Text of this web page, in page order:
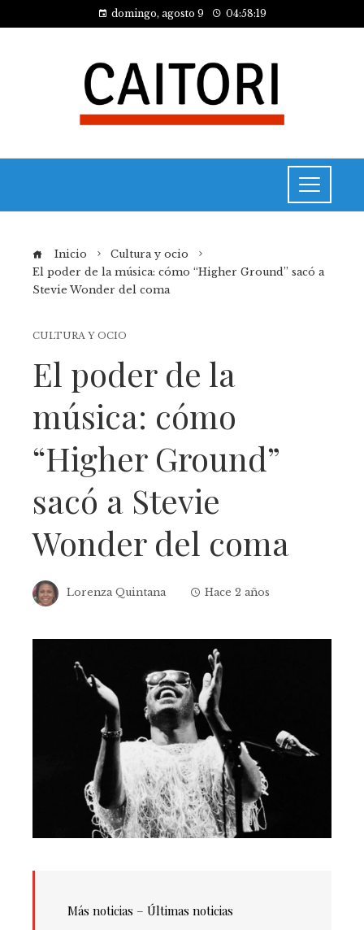
domingo, agosto 9 04:58:20
Inicio
Cultura y ocio
El poder de la música: cómo “Higher Ground” sacó a
Stevie Wonder del coma
CULTURA Y OCIO
El poder de la
música: cómo
“Higher Ground”
sacó a Stevie
Wonder del coma
Lorenza Quintana Hace 2 años
Más noticias – Últimas noticias